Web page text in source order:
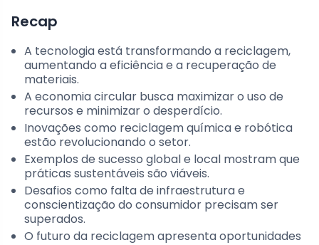
Recap
A tecnologia está transformando a reciclagem,
aumentando a eficiência e a recuperação de
materiais.
A economia circular busca maximizar o uso de
recursos e minimizar o desperdício.
Inovações como reciclagem química e robótica
estão revolucionando o setor.
Exemplos de sucesso global e local mostram que
práticas sustentáveis são viáveis.
Desafios como falta de infraestrutura e
conscientização do consumidor precisam ser
superados.
O futuro da reciclagem apresenta oportunidades